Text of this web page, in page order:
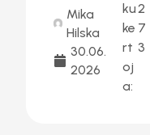
Mika
Hilska
30.06.
2026
ku
ke
rt
oj
a:
2
7
3